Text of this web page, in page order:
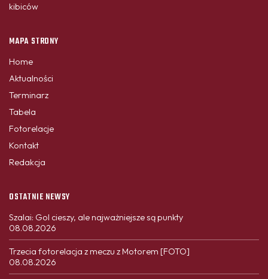
kibiców
MAPA STRONY
Home
Aktualności
Terminarz
Tabela
Fotorelacje
Kontakt
Redakcja
OSTATNIE NEWSY
Szalai: Gol cieszy, ale najważniejsze są punkty
08.08.2026
Trzecia fotorelacja z meczu z Motorem [FOTO]
08.08.2026